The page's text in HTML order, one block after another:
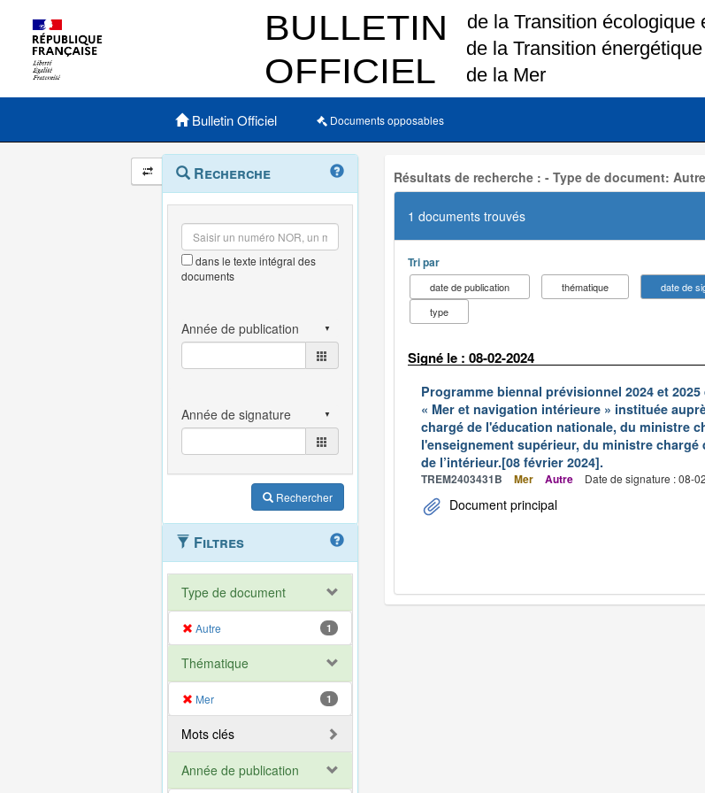
Menu principal
Bulletin Officiel Documents opposables
Navigation
et
outils
annexes
Menu
contextuel
Recherche
dans le texte intégral des
documents
Rechercher
Filtres
Type de document
Autre 1
Thématique
Mer 1
Mots clés
Année de publication
Résultats de recherche : - Type de document:
1 documents trouvés
Tri par
date de publication thématique
date de
type
Signé le : 08-02-2024
Programme biennal prévisionnel 2024 et
« Mer et navigation intérieure » instituée
chargé de l'éducation nationale, du ministre
l'enseignement supérieur, du ministre
de l’intérieur.[08 février 2024].
TREM2403431B Mer Autre Date de signature : 08-
Document principal